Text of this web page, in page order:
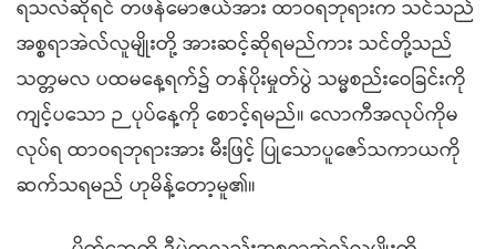
ရသလဲဆိုရင် တဖန်မောဇယ်အား ထာဝရဘုရားက သင်သည်
အစ္စရာအဲလ်လူမျိုးတို့ အားဆင့်ဆိုရမည်ကား သင်တို့သည်
သတ္တမလ ပထမနေ့ရက်၌ တန်ပိုးမှုတ်ပွဲ သမ္မစည်းဝေခြင်းကို
ကျင့်ပသော ဉပုပ်နေ့ကို စောင့်ရမည်။ လောကီအလုပ်ကိုမ
လုပ်ရ ထာဝရဘုရားအား မီးဖြင့် ပြုသောပူဇော်သကာယကို
ဆက်သရမည် ဟုမိန့်တော့မူ၏။